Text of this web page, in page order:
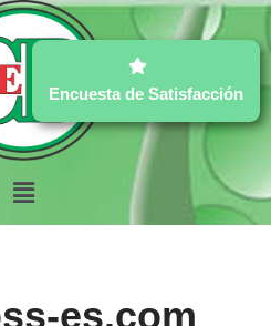
Encuesta de Satisfacción
es.com